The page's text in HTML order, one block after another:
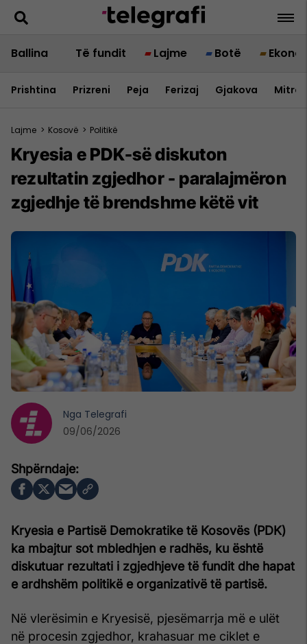
Ballina Të fundit Lajme Botë
Prishtina Prizreni Peja Ferizaj Gjakova
Lajme > Kosovë > Politikë
Kryesia e PDK-së diskuton
rezultatin zgjedhor - paralajmëron
zgjedhje të brendshme këtë vit
Kryesia e Partisë Demokratike të Kosovës (PDK)
ka mbajtur sot mbledhjen e radhës, ku është
diskutuar rezultati i zgjedhjeve të fundit dhe hapat
e ardhshëm politikë e organizativë të partisë.
Në vlerësimin e Kryesisë, pjesëmarrja më e ulët
në procesin zgjedhor, krahasuar me ciklet e
Nga Telegrafi
09/06/2026